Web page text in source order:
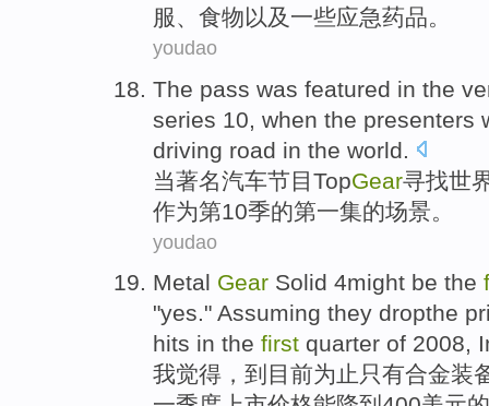
服、 食物以及 一些应急药品。
youdao
The pass was featured in the
series 10, when the presenters
driving road in the world
当著名汽车节目TopGear寻找世
作为第10季的第一集的场景。
youdao
Metal Gear Solid 4might be the
"yes." Assuming they dropthe
hits in the first quarter of 2008,
我觉得，到目前为止只有合金装